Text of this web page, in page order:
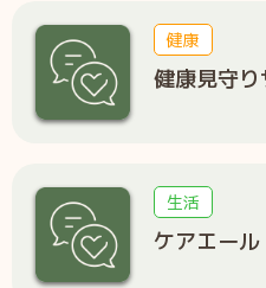
健康
健康見守り
生活
ケアエール